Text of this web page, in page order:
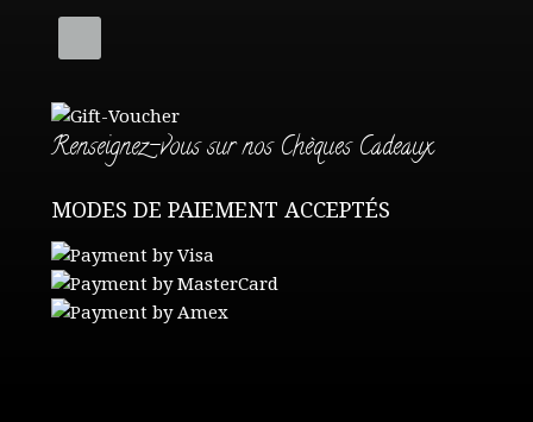
Renseignez-vous sur nos Chèques Cadeaux
MODES DE PAIEMENT ACCEPTÉS